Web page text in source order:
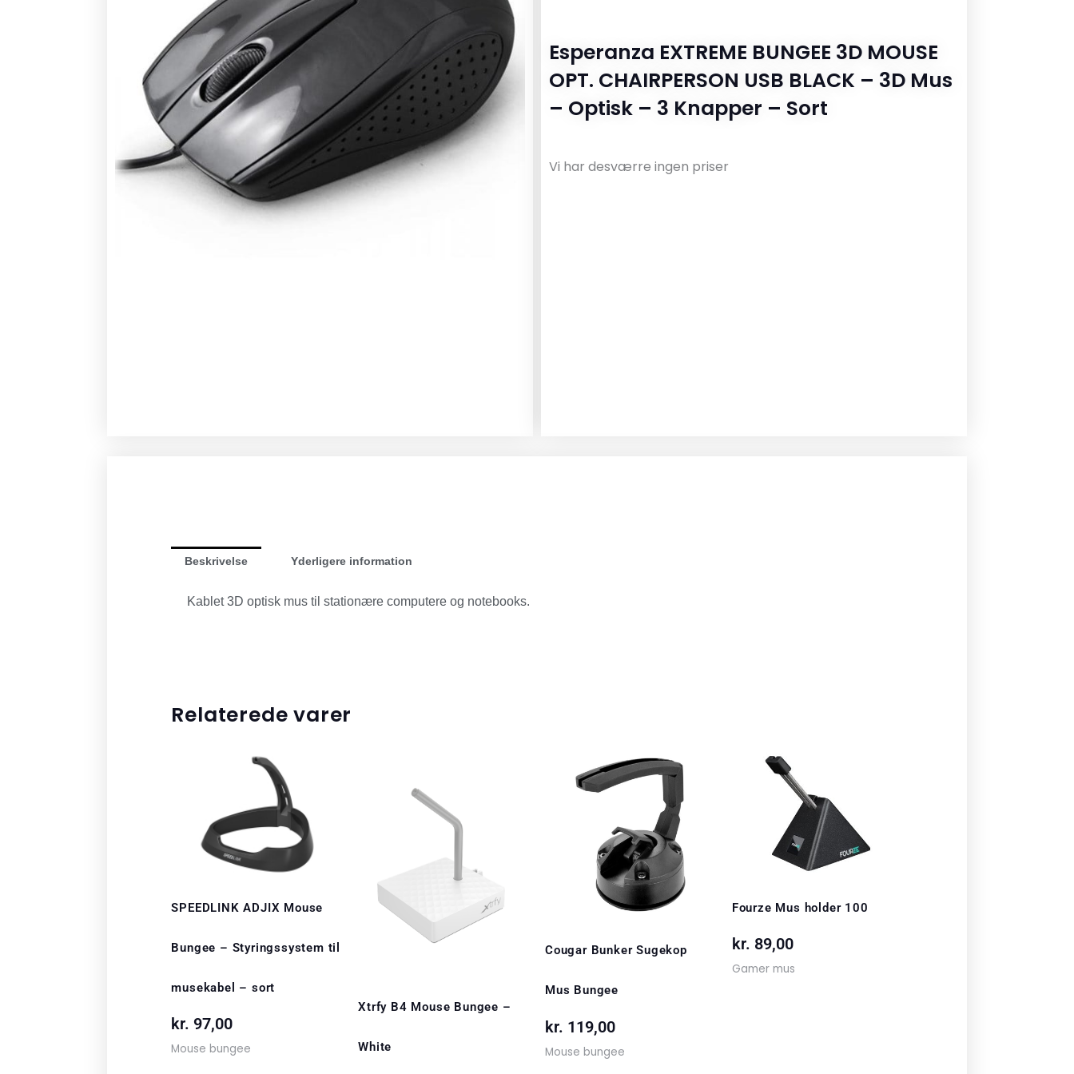
Esperanza EXTREME BUNGEE 3D MOUSE
OPT. CHAIRPERSON USB BLACK – 3D Mus
– Optisk – 3 Knapper – Sort
Vi har desværre ingen priser
Beskrivelse Yderligere information
Kablet 3D optisk mus til stationære computere og notebooks.
Relaterede varer
SPEEDLINK ADJIX Mouse
Bungee – Styringssystem til
musekabel – sort
kr. 97,00
Mouse bungee
Xtrfy B4 Mouse Bungee –
White
Cougar Bunker Sugekop
Mus Bungee
kr. 119,00
Mouse bungee
Fourze Mus holder 100
kr. 89,00
Gamer mus